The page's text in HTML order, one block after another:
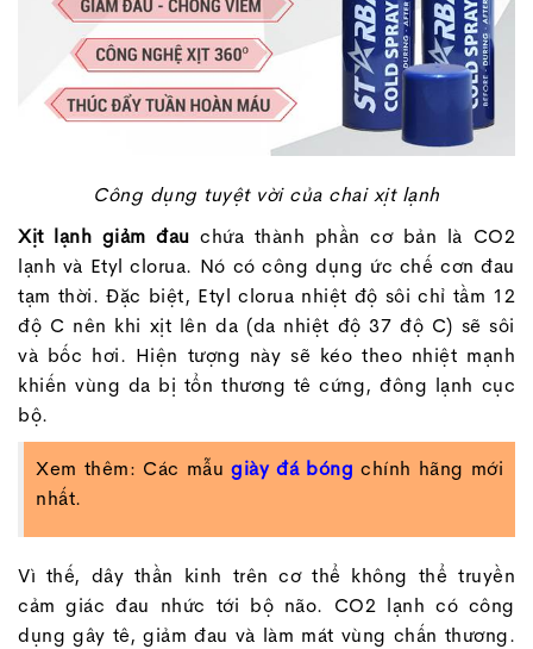
Công dụng tuyệt vời của chai xịt lạnh
Xịt lạnh giảm đau chứa thành phần cơ bản là CO2
lạnh và Etyl clorua. Nó có công dụng ức chế cơn đau
tạm thời. Đặc biệt, Etyl clorua nhiệt độ sôi chỉ tầm 12
độ C nên khi xịt lên da (da nhiệt độ 37 độ C) sẽ sôi
và bốc hơi. Hiện tượng này sẽ kéo theo nhiệt mạnh
khiến vùng da bị tổn thương tê cứng, đông lạnh cục
bộ.
Xem thêm: Các mẫu giày đá bóng chính hãng mới
nhất.
Vì thế, dây thần kinh trên cơ thể không thể truyền
cảm giác đau nhức tới bộ não. CO2 lạnh có công
dụng gây tê, giảm đau và làm mát vùng chấn thương.